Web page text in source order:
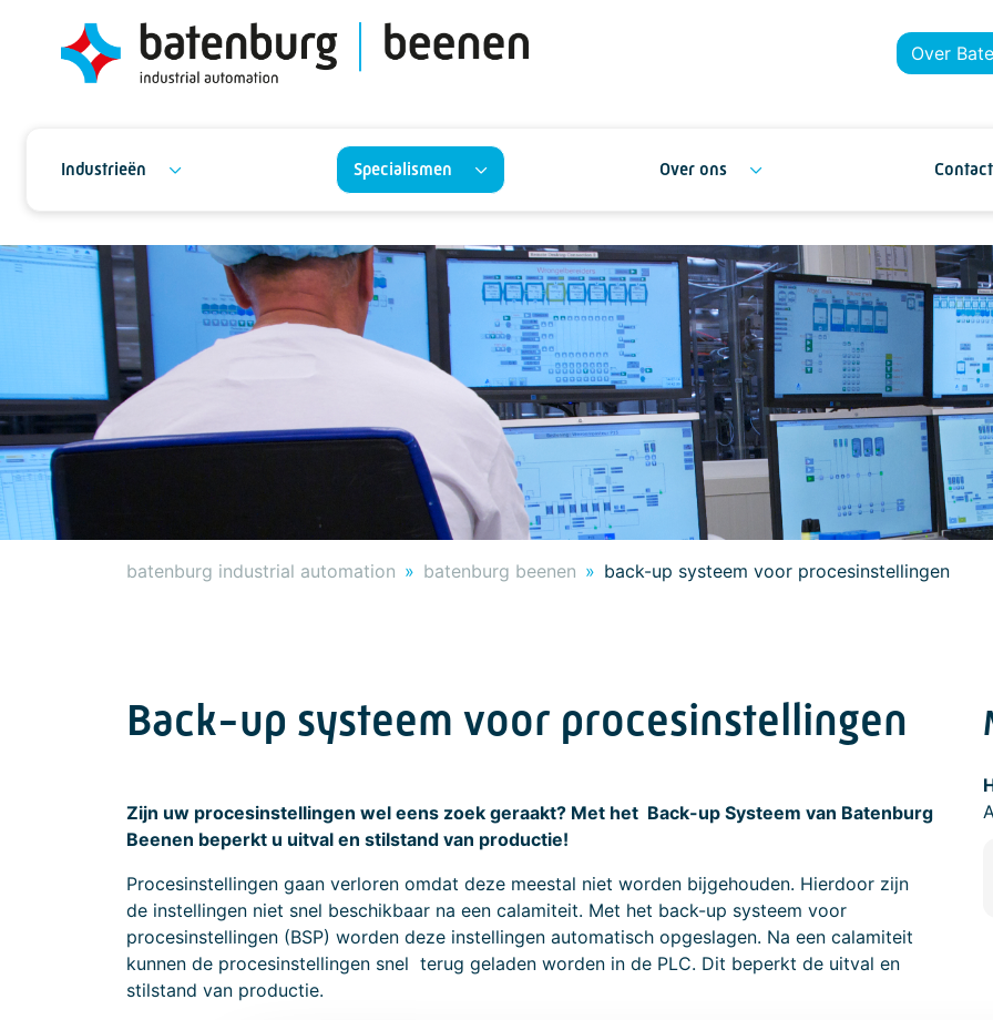
Over
Industrieën Specialismen Over ons Contact
batenburg industrial automation batenburg beenen back-up systeem voor procesinstellingen
Back-up systeem voor procesinstellingen
Zijn uw procesinstellingen wel eens zoek geraakt? Met het Back-up Systeem van Batenburg
Beenen beperkt u uitval en stilstand van productie!
Procesinstellingen gaan verloren omdat deze meestal niet worden bijgehouden. Hierdoor zijn
de instellingen niet snel beschikbaar na een calamiteit. Met het back-up systeem voor
procesinstellingen (BSP) worden deze instellingen automatisch opgeslagen. Na een calamiteit
kunnen de procesinstellingen snel terug geladen worden in de PLC. Dit beperkt de uitval en
stilstand van productie.